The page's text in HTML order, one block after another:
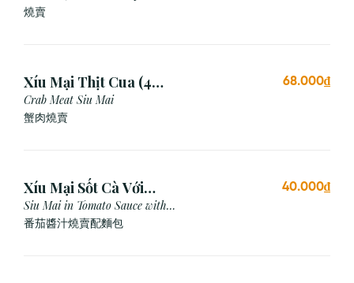
Dumpling)
燒賣
Xíu Mại Thịt Cua (4
Viên)
Crab Meat Siu Mai
蟹肉燒賣
68.000₫
Xíu Mại Sốt Cà Với
Bánh Mì (1 Viên)
Siu Mai in Tomato Sauce with
Bread
番茄醬汁燒賣配麵包
40.000₫